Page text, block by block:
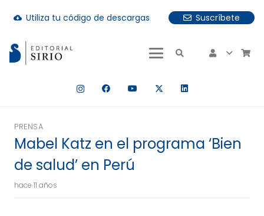
cloud_download Utiliza tu código de descargas
Suscríbete
hay resultados autocompletados, puedes utilizar las
PRENSA
Mabel Katz en el programa ‘Bien
de salud’ en Perú
hace 11 años